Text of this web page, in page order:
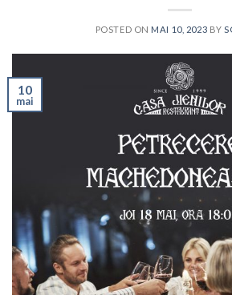
POSTED ON MAI 10, 2023 BY
10
mai